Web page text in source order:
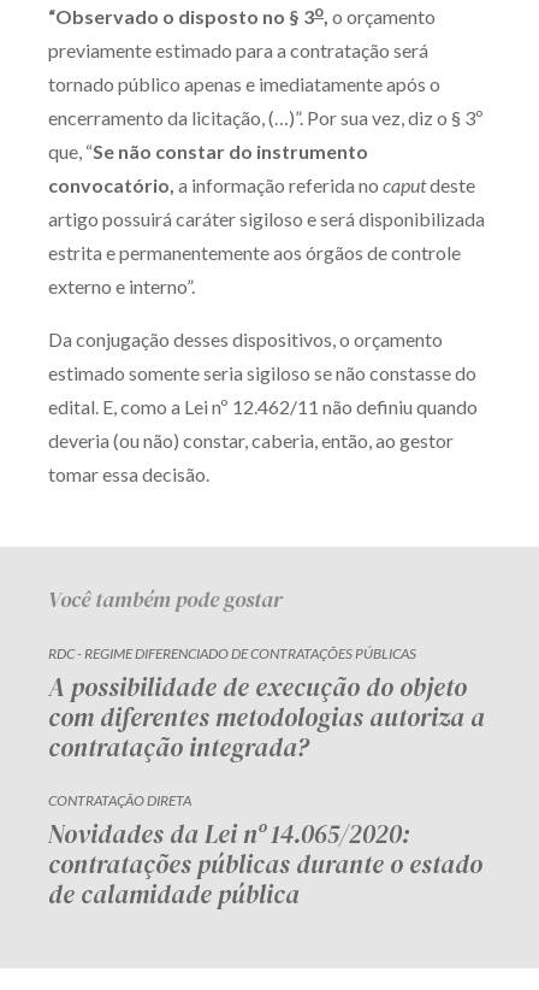
Capacitação
Zênite Online
Eventos presenciais
Zênite in Company
Diferenciais
Av. Sete de Setembro, 4698
Batel
Curitiba CEP 80240-000
Telefone (41) 2109-8666
“Observado o disposto no § 3o, o orçamento
previamente estimado para a contratação será
tornado público apenas e imediatamente após o
encerramento da licitação, (…)”. Por sua vez, diz o § 3º
que, “Se não constar do instrumento
convocatório, a informação referida no caputdeste
artigo possuirá caráter sigiloso e será disponibilizada
estrita e permanentemente aos órgãos de controle
externo e interno”.
Da conjugação desses dispositivos, o orçamento
estimado somente seria sigiloso se não constasse do
edital. E, como a Lei nº 12.462/11 não definiu quando
deveria (ou não) constar, caberia, então, ao gestor
tomar essa decisão.
Você também pode gostar
RDC - REGIME DIFERENCIADO DE CONTRATAÇÕES PÚBLICAS
A possibilidade de execução do objeto
com diferentes metodologias autoriza a
contratação integrada?
CONTRATAÇÃO DIRETA
Novidades da Lei nº 14.065/2020:
contratações públicas durante o estado
de calamidade pública